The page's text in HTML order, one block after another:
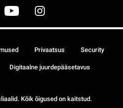
Kõik õigused on kaitstud.
Privaatsus Security
Digitaalne juurdepääsetavus